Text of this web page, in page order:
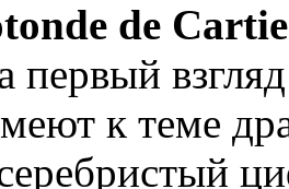
de
первый
к теме